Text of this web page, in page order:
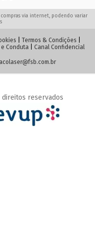
via internet, podendo variar
Termos & Condições
Conduta Canal Confidencial
direitos reservados